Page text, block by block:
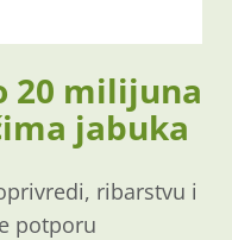
20 milijuna
jabuka
ribarstvu i
potporu